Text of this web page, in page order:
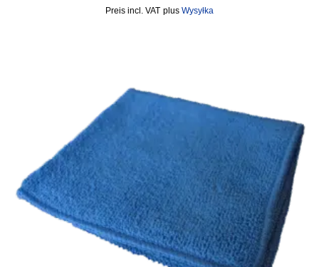
incl. VAT plus Wysyłka